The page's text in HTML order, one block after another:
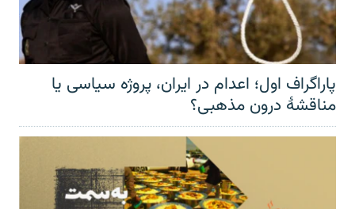
پاراگراف اول؛ اعدام در ایران، پروژه سیاسی یا
مناقشهٔ درون مذهبی؟